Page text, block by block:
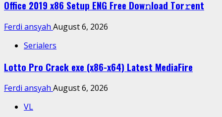
Office 2019 x86 Setup ENG Frее Dow𝚗load Tоr𝚛ent
Ferdi ansyah August 6, 2026
Serialers
Lotto Pro Crack exe (x86-x64) Latest MediaFire
Ferdi ansyah August 6, 2026
VL